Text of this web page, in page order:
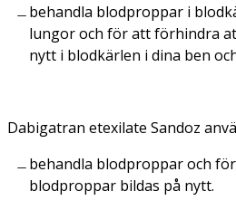
behandla blodproppar i
lungor och för att förhindra
nytt i blodkärlen i dina ben
Dabigatran etexilate Sandoz
behandla blodproppar och
blodproppar bildas på nytt.